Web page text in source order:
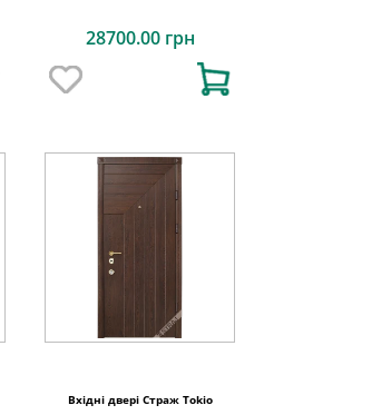
28700.00 грн
Вхідні двері Страж Tokio